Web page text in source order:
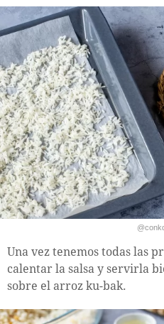
Una vez tenemos todas las
calentar la salsa y servirla
sobre el arroz ku-bak.